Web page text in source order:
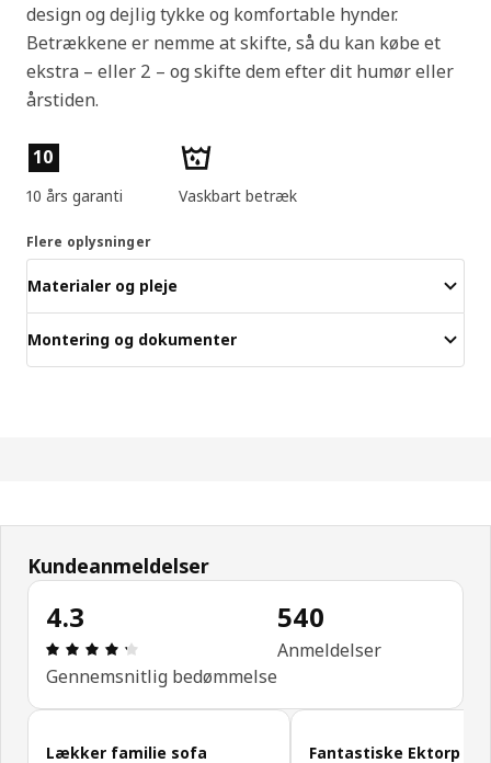
design og dejlig tykke og komfortable hynder.
Betrækkene er nemme at skifte, så du kan købe et
ekstra – eller 2 – og skifte dem efter dit humør eller
årstiden.
Produktfunktioner
10
10 års garanti Vaskbart betræk
Flere oplysninger
Materialer og pleje
Montering og dokumenter
Kundeanmeldelser
4.3
Anmeldelse: 4.3 Ud af 5 Stjerner. Anmeldelser i
Gennemsnitlig bedømmelse
540
Anmeldelser
Spring kundeanmeldelser over
Lækker familie sofa
Fantastiske Ektorp